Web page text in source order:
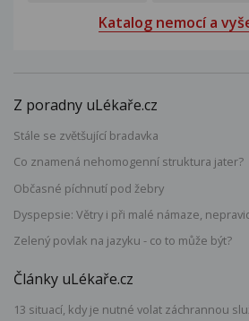
Katalog nemocí a
Z poradny uLékaře.cz
Stále se zvětšující bradavka
Co znamená nehomogenní struktura jater?
Občasné píchnutí pod žebry
Dyspepsie: Větry i při malé námaze,
Zelený povlak na jazyku - co to může být?
Články uLékaře.cz
13 situací, kdy je nutné volat záchrannou